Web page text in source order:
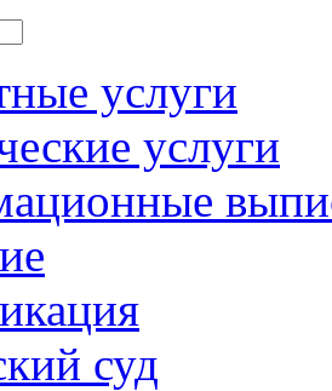
услуги
услуги
суд